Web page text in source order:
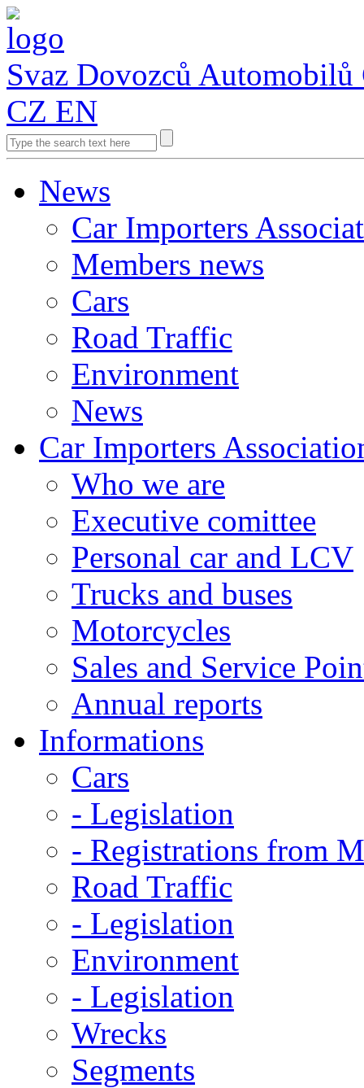
Svaz Dovozců Automobilů
CZ EN
News
Car Importers
Members news
Cars
Road Traffic
Environment
News
Car Importers
Who we are
Executive comittee
Personal car and LCV
Trucks and buses
Motorcycles
Sales and Service
Annual reports
Informations
Cars
- Legislation
- Registrations from
Road Traffic
- Legislation
Environment
- Legislation
Wrecks
Segments